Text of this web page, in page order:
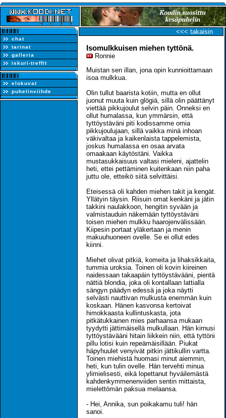
chat
tarinat
galleria
iskuri-treffit
elokuvat
puhelinviihde
<<< takaisin
Isomulkkuisen miehen tyttönä.
Ronnie
Muistan sen illan, jona opin kunnioittamaan
isoa mulkkua.
Olin tullut baarista kotiin, mutta en ollut
juonut muuta kuin glögiä, sillä olin päättänyt
viettää pikkujoulut selvin päin. Onneksi en
ollut humalassa, kun ymmärsin, että
tyttöystäväni piti kodissamme omia
pikkujoulujaan, sillä vaikka minä inhoan
väkivaltaa ja kaikenlaista tappelemista,
joskus humalassa en osaa arvata
omaakaan käytöstäni. Vaikka
mustasukkaisuus valtasi mieleni, ajattelin
heti, ettei pettäminen kuitenkaan niin paha
juttu ole, etteikö siitä selvittäisi.
Eteisessä oli kahden miehen takit ja kengät.
Yllätyin täysin. Riisuin omat kenkäni ja jätin
takkini naulakkoon, hengitin syvään ja
valmistauduin näkemään tyttöystäväni
toisen miehen mulkku haarojenvälissään.
Kiipesin portaat yläkertaan ja menin
makuuhuoneen ovelle. Se ei ollut edes
kiinni.
Miehet olivat pitkiä, komeita ja lihaksikkaita,
tummia uroksia. Toinen oli kovin kiireinen
naidessaan takaapäin tyttöystävääni, pientä
nättiä blondia, joka oli kontallaan lattialla
sängyn päädyn edessä ja joka näytti
selvästi nauttivan mulkusta enemmän kuin
koskaan. Hänen kasvonsa kertoivat
himokkaasta kullintuskasta, jota
pitkätukkainen mies parhaansa mukaan
tyydytti jättimäisellä mulkullaan. Hän kirnusi
tyttöystävääni hitain liikkein niin, että tyttöni
pillu lotisi kuin repeämäisillään. Piukat
häpyhuulet venyivät pitkin jättikullin vartta.
Toinen miehistä huomasi minut aiemmin,
heti, kun tulin ovelle. Hän tervehti minua
ylimielisesti, eikä lopettanut hyväilemästä
kahdenkymmenenviiden sentin mittaista,
mielettömän paksua melaansa.
- Hei, Annika, sun poikakamu tuli! hän
sanoi.